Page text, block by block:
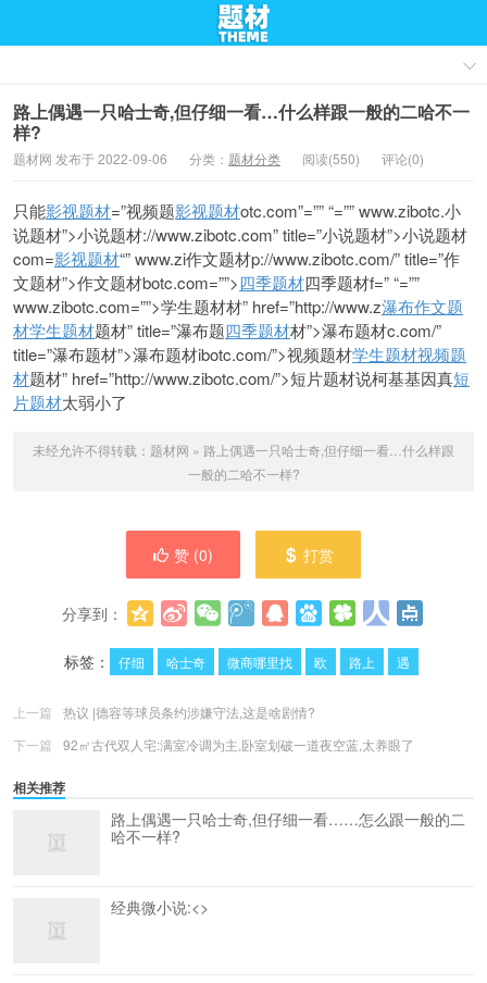
路上偶遇一只哈士奇,但仔细一看…什么样跟一般的二哈不一
样?
题材网 发布于 2022-09-06 分类： 题材分类 阅读(550) 评论(0)
只能影视题材=”视频题影视题材otc.com”=”” “=”” www.zibotc.小
说题材”>小说题材://www.zibotc.com” title=”小说题材”>小说题材
com=影视题材“” www.zi作文题材p://www.zibotc.com/” title=”作
文题材”>作文题材botc.com=””>四季题材四季题材f=” “=””
www.zibotc.com=””>学生题材材” href=”http://www.z瀑布作文题
材学生题材题材” title=”瀑布题四季题材材”>瀑布题材c.com/”
title=”瀑布题材”>瀑布题材ibotc.com/”>视频题材学生题材视频题
材题材” href=”http://www.zibotc.com/”>短片题材说柯基基因真短
片题材太弱小了
未经允许不得转载： 题材网 » 路上偶遇一只哈士奇,但仔细一看…什么样跟
一般的二哈不一样?
赞 (0) 打赏
分享到：
标签：
仔细 哈士奇 微商哪里找 欧 路上 遇
上一篇
热议 |德容等球员条约涉嫌守法,这是啥剧情?
下一篇
92㎡古代双人宅:满室冷调为主,卧室划破一道夜空蓝,太养眼了
相关推荐
路上偶遇一只哈士奇,但仔细一看……怎么跟一般的二
哈不一样?
经典微小说:<>